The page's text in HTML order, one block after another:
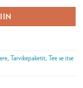
, Tarvikepaketit, Tee se itse